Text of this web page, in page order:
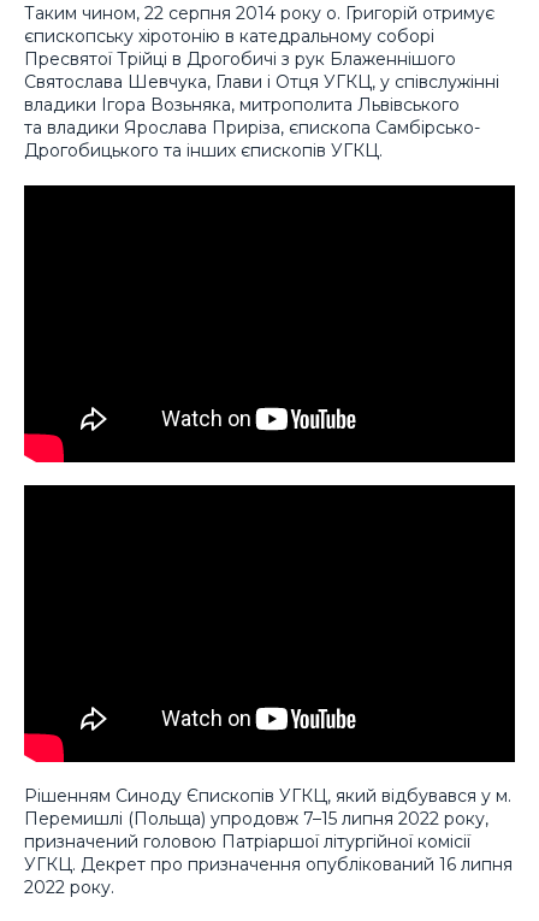
Таким чином, 22 серпня 2014 року о. Григорій отримує
єпископську хіротонію в катедральному соборі
Пресвятої Трійці в Дрогобичі з рук Блаженнішого
Святослава Шевчука, Глави і Отця УГКЦ, у співслужінні
владики Ігора Возьняка, митрополита Львівського
та владики Ярослава Приріза, єпископа Самбірсько-
Дрогобицького та інших єпископів УГКЦ.
Рішенням Синоду Єпископів УГКЦ, який відбувався у м.
Перемишлі (Польща) упродовж 7–15 липня 2022 року,
призначений головою Патріаршої літургійної комісії
УГКЦ. Декрет про призначення опублікований 16 липня
2022 року.